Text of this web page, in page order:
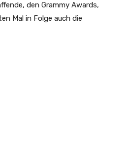
den Grammy Awards,
Mal in Folge auch die